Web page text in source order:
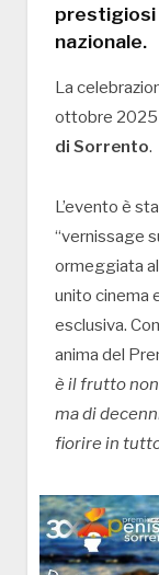
prestigiosi
nazionale.
La
ottobre 2025
di Sorrento.
L’evento è
“vernissage
ormeggiata al
unito cinema
esclusiva.
anima del
è il frutto
ma di
fiorire in